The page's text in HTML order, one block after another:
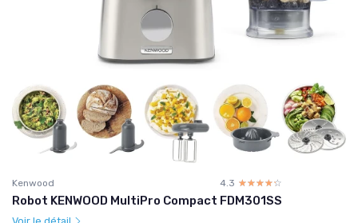
Kenwood 4.3 ☆☆☆☆☆
★★★★★
Robot KENWOOD MultiPro Compact FDM301SS